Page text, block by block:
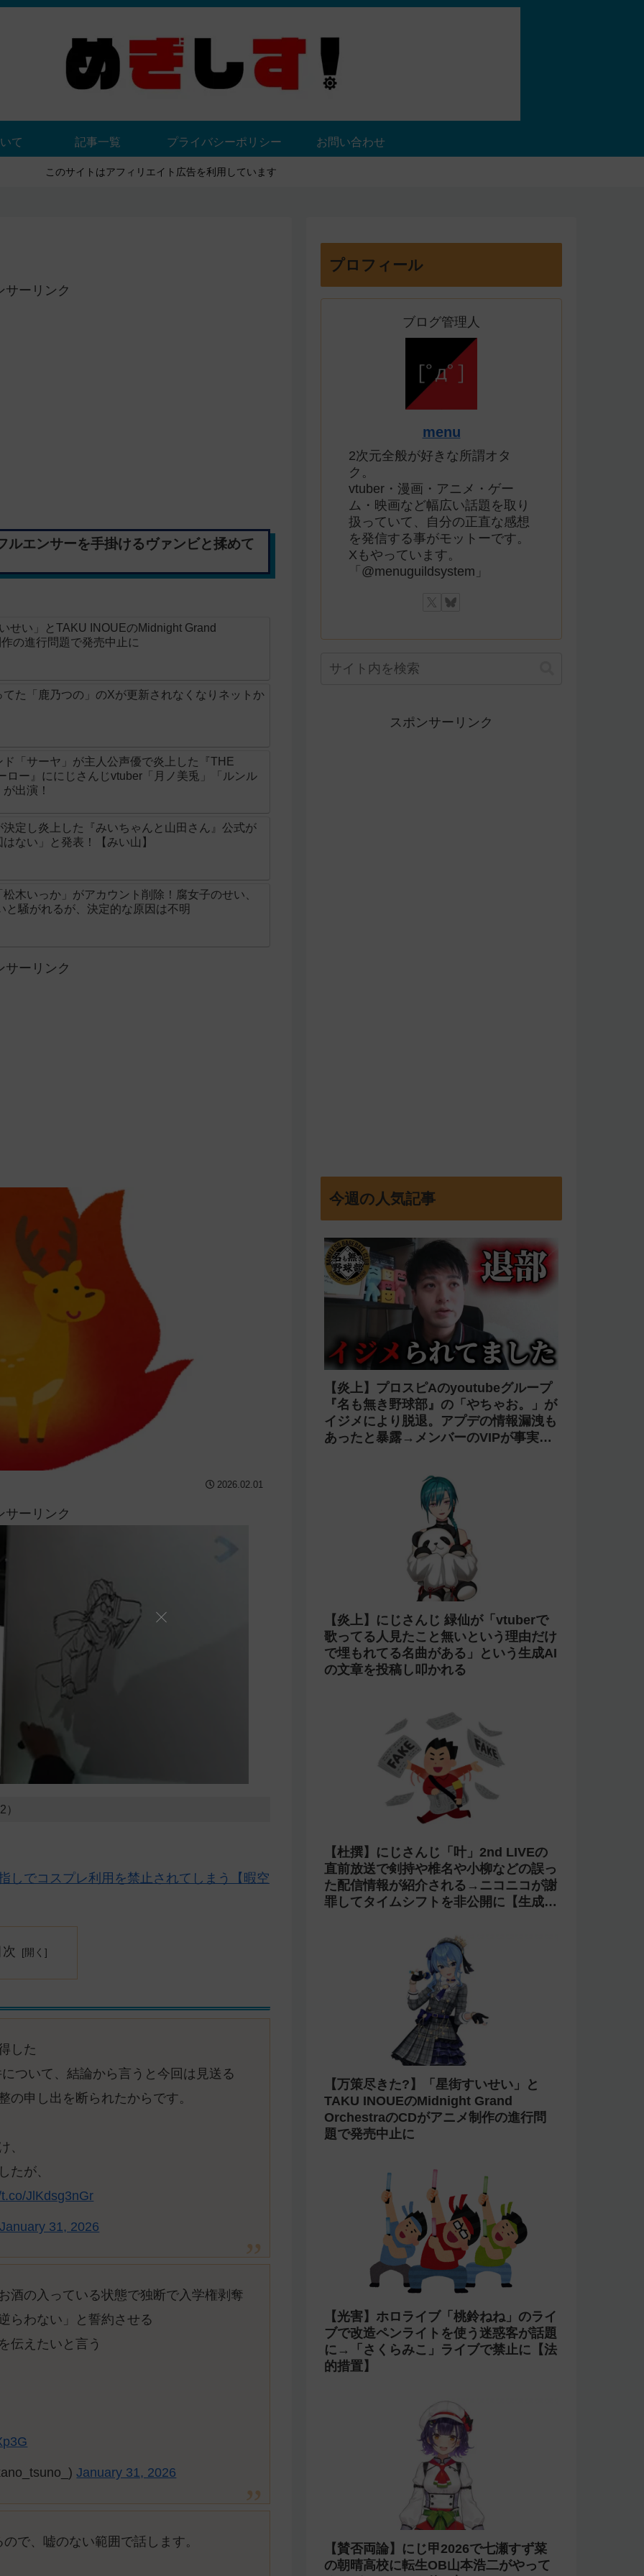
て 記事一覧 プライバシーポリシー お問い合わせ
このサイトはアフィリエイト広告を利用しています
サーリンク
エンサーを手掛けるヴァンビと揉めて
せい」とTAKU INOUEのMidnight Grand
の進行問題で発売中止に
た「鹿乃つの」のXが更新されなくなりネットか
「サーヤ」が主人公声優で炎上した『THE
ロー』ににじさんじvtuber「月ノ美兎」「ルンル
出演！
定し炎上した『みいちゃんと山田さん』公式が
ない」と発表！【みい山】
木いっか」がアカウント削除！腐女子のせい、
と騒がれるが、決定的な原因は不明
サーリンク
2026.02.01
サーリンク
しでコスプレ利用を禁止されてしまう【暇空
した
ついて、結論から言うと今回は見送る
の申し出を断られたからです。
、
たが、
JlKdsg3nGr
January 31, 2026
酒の入っている状態で独断で入学権剥奪
らわない」と誓約させる
伝えたいと言う
January 31, 2026
で、嘘のない範囲で話します。
プロフィール
ブログ管理人
menu
2次元全般が好きな所謂オタ
ク。
vtuber・漫画・アニメ・ゲー
ム・映画など幅広い話題を取り
扱っていて、自分の正直な感想
を発信する事がモットーです。
Xもやっています。
「@menuguildsystem」
スポンサーリンク
今週の人気記事
【炎上】プロスピAのyoutubeグループ
『名も無き野球部』の「やちゃお。」が
イジメにより脱退。アプデの情報漏洩も
あったと暴露→メンバーのVIPが事実無
【炎上】にじさんじ 緑仙が「vtuberで
歌ってる人見たこと無いという理由だけ
で埋もれてる名曲がある」という生成AI
の文章を投稿し叩かれる
【杜撰】にじさんじ「叶」2nd LIVEの
直前放送で剣持や椎名や小柳などの誤っ
た配信情報が紹介される→ニコニコが謝
罪してタイムシフトを非公開に【生成
【万策尽きた?】「星街すいせい」と
TAKU INOUEのMidnight Grand
OrchestraのCDがアニメ制作の進行問
題で発売中止に
【光害】ホロライブ「桃鈴ねね」のライ
ブで改造ペンライトを使う迷惑客が話題
に→「さくらみこ」ライブで禁止に【法
的措置】
【賛否両論】にじ甲2026で七瀬すず菜
の朝晴高校に転生OB山本浩二がやって